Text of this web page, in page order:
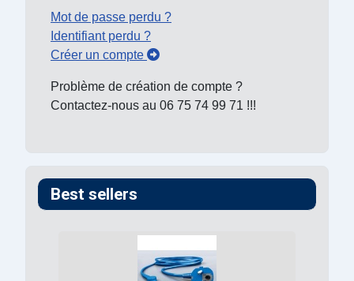
Mot de passe perdu ?
Identifiant perdu ?
Créer un compte
Problème de création de compte ?
Contactez-nous au 06 75 74 99 71 !!!
Best sellers